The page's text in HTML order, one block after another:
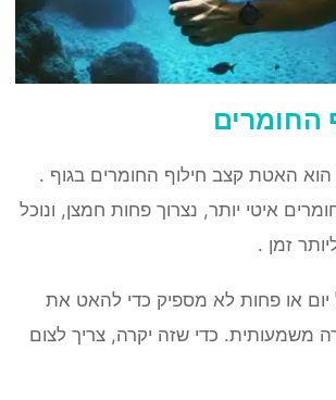
החומרים
הוא האטת קצב חילוף החומרים בגוף .
איטי יותר, נצרוך פחות חמצן, ונוכל
זמן .
או פחות לא מספיק כדי להאט את
משמעותית. כדי שזה יקרה, צריך לצום